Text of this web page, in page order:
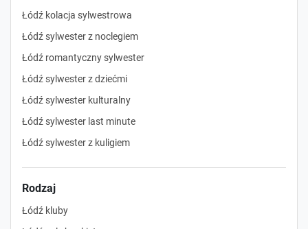
Łódź kolacja sylwestrowa
Łódź sylwester z noclegiem
Łódź romantyczny sylwester
Łódź sylwester z dziećmi
Łódź sylwester kulturalny
Łódź sylwester last minute
Łódź sylwester z kuligiem
Rodzaj
Łódź kluby